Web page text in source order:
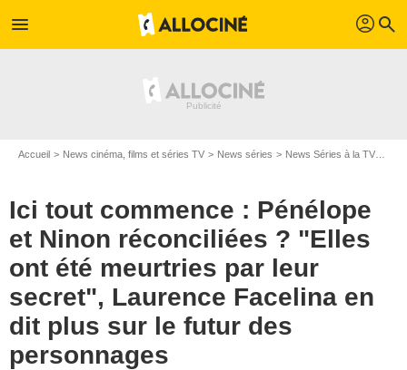
menu profil search
Accueil News cinéma, films et séries TV News séries News Séries à la TV
Ici tout commence : Pénélope
et Ninon réconciliées ? "Elles
ont été meurtries par leur
secret", Laurence Facelina en
dit plus sur le futur des
personnages